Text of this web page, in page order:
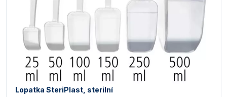
Lopatka SteriPlast, sterilní